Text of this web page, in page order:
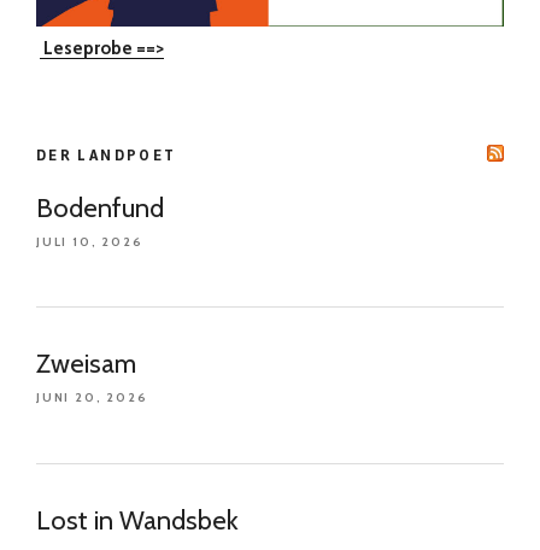
Leseprobe ==>
DER LANDPOET
Bodenfund
JULI 10, 2026
Zweisam
JUNI 20, 2026
Lost in Wandsbek